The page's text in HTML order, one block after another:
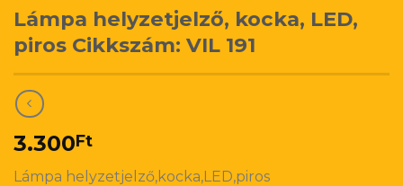
Lámpa helyzetjelző, kocka, LED,
piros Cikkszám: VIL 191
3.300Ft
Lámpa helyzetjelző,kocka,LED,piros